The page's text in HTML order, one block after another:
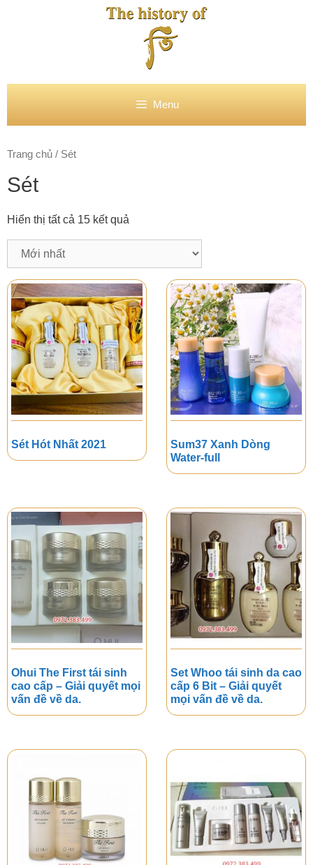
Menu
Trang chủ / Sét
Sét
Hiển thị tất cả 15 kết quả
Sét Hót Nhất 2021
Sum37 Xanh Dòng
Water-full
Ohui The First tái sinh
cao cấp – Giải quyết mọi
vấn đề về da.
Set Whoo tái sinh da cao
cấp 6 Bit – Giải quyết
mọi vấn đề về da.